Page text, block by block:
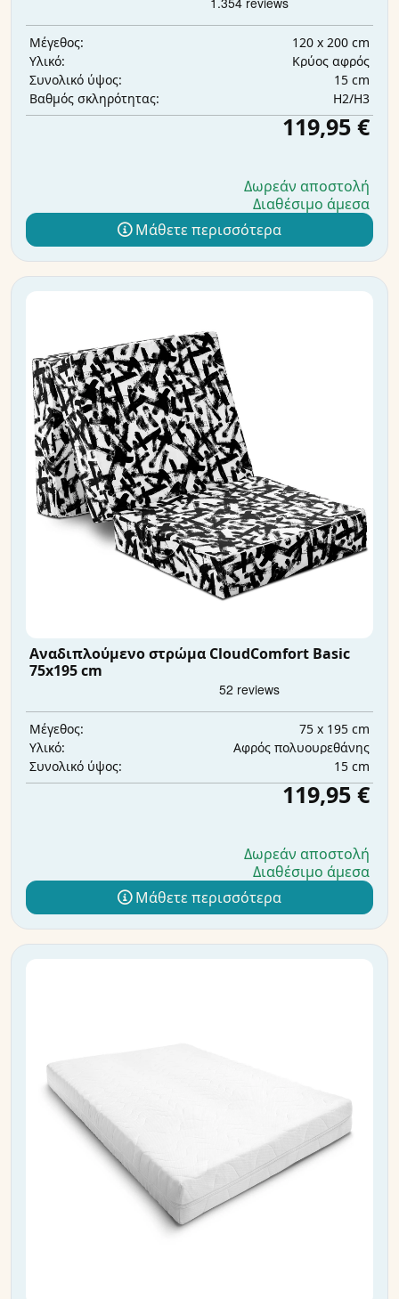
Μέγεθος:
120 x 200 cm
Υλικό:
Κρύος αφρός
Συνολικό ύψος:
15 cm
Βαθμός σκληρότητας:
H2/H3
119,95 €
Δωρεάν αποστολή
Διαθέσιμο άμεσα
Μάθετε περισσότερα
Αναδιπλούμενο στρώμα CloudComfort Basic
75x195 cm
Μέγεθος:
75 x 195 cm
Υλικό:
Αφρός πολυουρεθάνης
Συνολικό ύψος:
15 cm
119,95 €
Δωρεάν αποστολή
Διαθέσιμο άμεσα
Μάθετε περισσότερα